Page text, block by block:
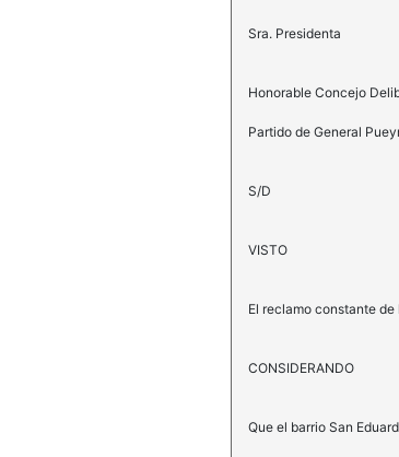
Sra. Presidenta
Honorable Concejo
Partido de General
S/D
VISTO
El reclamo constante
CONSIDERANDO
Que el barrio San